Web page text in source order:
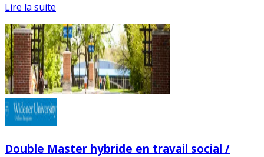
Lire la suite
Double Master hybride en travail social /